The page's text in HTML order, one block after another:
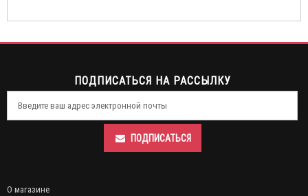
ПОДПИСАТЬСЯ НА РАССЫЛКУ
ПОДПИСАТЬСЯ
О магазине